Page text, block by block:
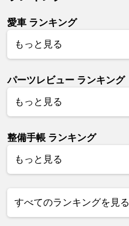
愛車 ランキング
もっと見る
パーツレビュー ランキング
もっと見る
整備手帳 ランキング
もっと見る
すべてのランキングを見る